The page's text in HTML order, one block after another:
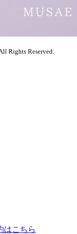
Rights Reserved.
はこちら